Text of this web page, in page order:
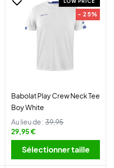
- 25%
Babolat Play Crew Neck Tee
Boy White
Au lieu de: 39,95
29,95 €
Sélectionner taille